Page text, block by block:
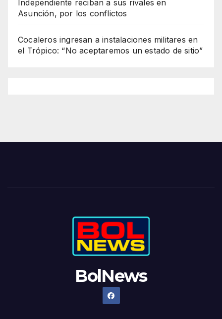
Independiente reciban a sus rivales en
Asunción, por los conflictos
Cocaleros ingresan a instalaciones militares en
el Trópico: “No aceptaremos un estado de sitio”
BolNews